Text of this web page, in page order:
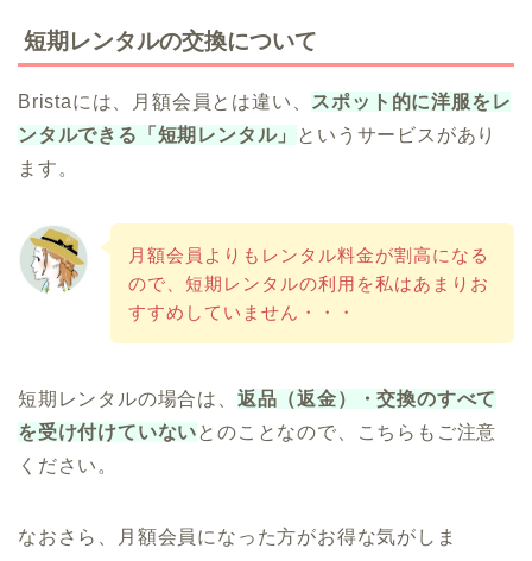
短期レンタルの交換について
Bristaには、月額会員とは違い、 スポット的に洋服をレ
ンタルできる「短期レンタル」
というサービスがあり
ます。
月額会員よりもレンタル料金が割高になる
ので、短期レンタルの利用を私はあまりお
すすめしていません・・・
短期レンタルの場合は、 返品（返金）・交換のすべて
を受け付けていないとのことなので、こちらもご注意
ください。
なおさら、月額会員になった方がお得な気がしま